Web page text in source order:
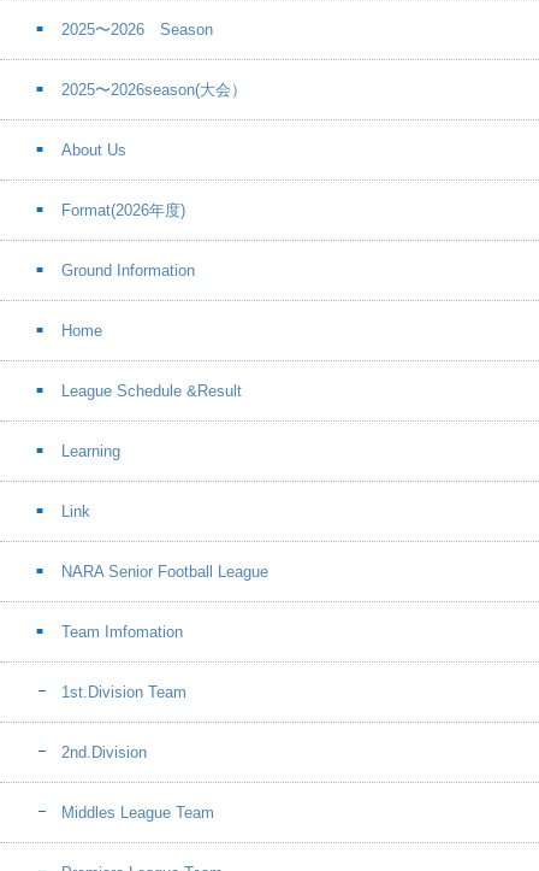
2025〜2026 Season
2025〜2026season(大会）
About Us
Format(2026年度)
Ground Information
Home
League Schedule &Result
Learning
Link
NARA Senior Football League
Team Imfomation
1st.Division Team
2nd.Division
Middles League Team